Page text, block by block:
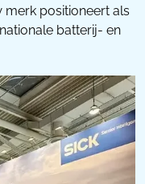
positioneert als
batterij- en